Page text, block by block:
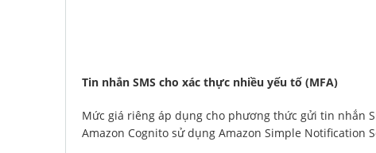
Tin nhắn SMS cho xác thực nhiều yếu tố (MFA)
Mức giá riêng áp dụng cho phương thức gửi tin nhắn
Amazon Cognito sử dụng Amazon Simple Notification